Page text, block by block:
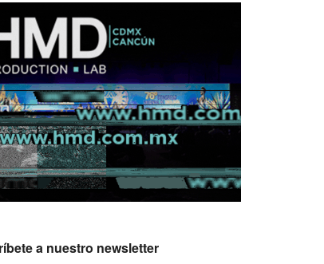
a nuestro newsletter